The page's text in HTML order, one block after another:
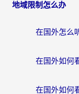
地域限制怎么办